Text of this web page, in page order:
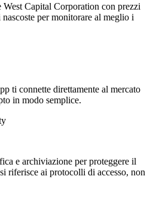
West Capital Corporation con prezzi
per monitorare al meglio i
ti connette direttamente al mercato
in modo semplice.
e archiviazione per proteggere il
riferisce ai protocolli di accesso, non